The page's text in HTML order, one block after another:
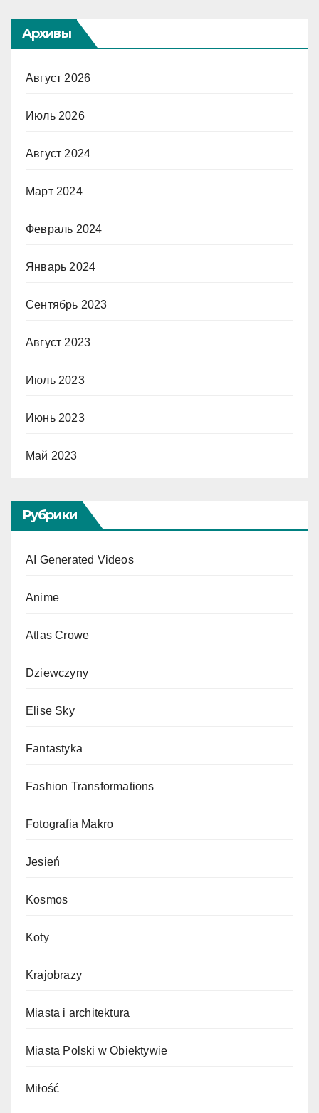
Архивы
Август 2026
Июль 2026
Август 2024
Март 2024
Февраль 2024
Январь 2024
Сентябрь 2023
Август 2023
Июль 2023
Июнь 2023
Май 2023
Рубрики
AI Generated Videos
Anime
Atlas Crowe
Dziewczyny
Elise Sky
Fantastyka
Fashion Transformations
Fotografia Makro
Jesień
Kosmos
Koty
Krajobrazy
Miasta i architektura
Miasta Polski w Obiektywie
Miłość